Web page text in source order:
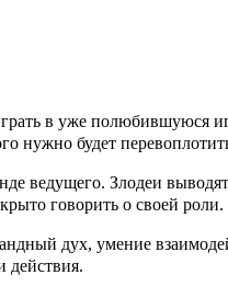
в уже полюбившуюся
нужно будет
ведущего. Злодеи
говорить о своей роли.
дух, умение
действия.